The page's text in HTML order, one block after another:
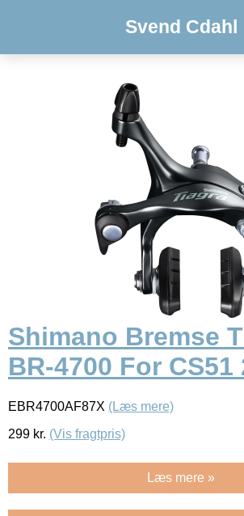
Svend Cdahl
Shimano Bremse
BR-4700 For CS51
EBR4700AF87X (Læs mere)
299 kr. (Vis fragtpris)
Læs mere »